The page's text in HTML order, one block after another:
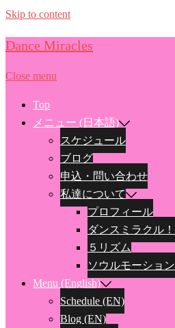
Skip to content
Dance Miracles
Close menu
Top
メニュー (日本語)
スケジュール
ブログ
申込・問い合わせ
私達について
プロフィール
ダンスミラクル！
５リズム
ソウルモーション
Menu (English)
Schedule (EN)
Blog (EN)